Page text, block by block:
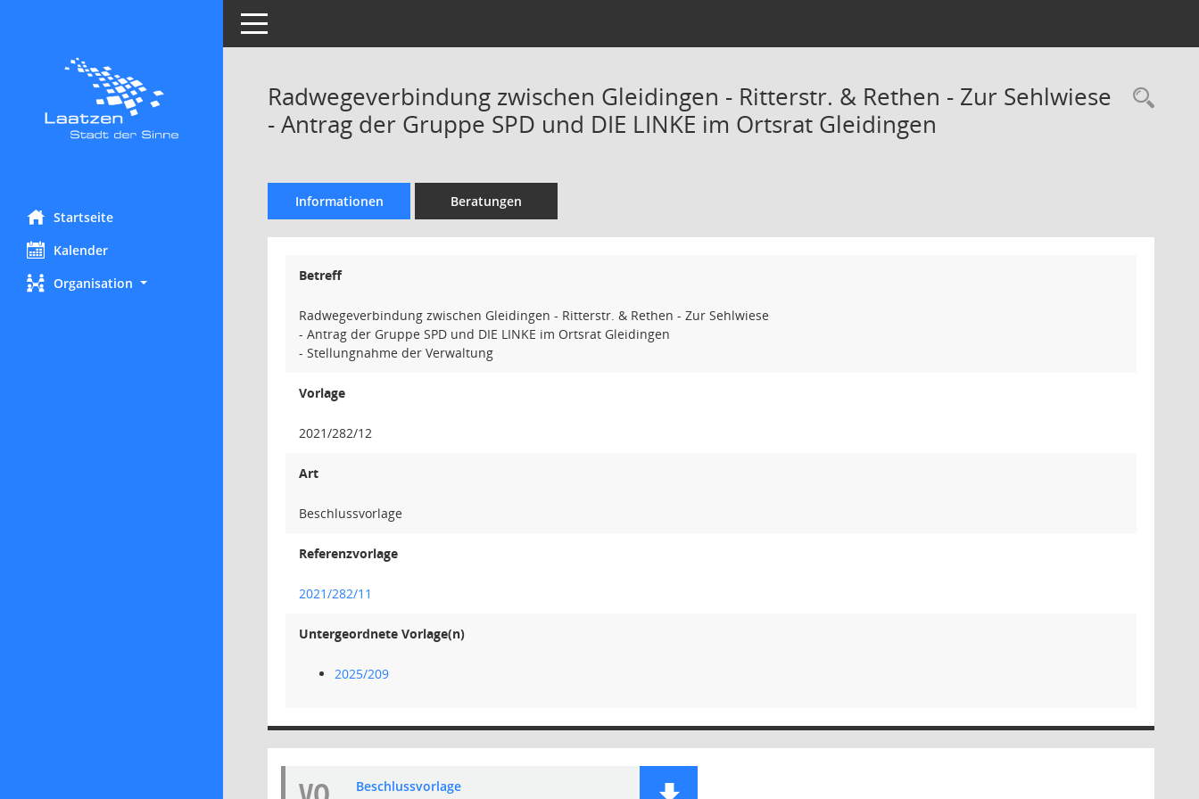
Startseite
Kalender
Organisation
Toggle navigation
Radwegeverbindung zwischen Gleidingen - Ritterstr. & Rethen - Zur Sehlwiese
- Antrag der Gruppe SPD und DIE LINKE im Ortsrat Gleidingen
Informationen Beratungen
Betreff
Radwegeverbindung zwischen Gleidingen - Ritterstr. & Rethen - Zur Sehlwiese
- Antrag der Gruppe SPD und DIE LINKE im Ortsrat Gleidingen
- Stellungnahme der Verwaltung
Vorlage
2021/282/12
Art
Beschlussvorlage
Referenzvorlage
2021/282/11
Untergeordnete Vorlage(n)
2025/209
Beschlussvorlage